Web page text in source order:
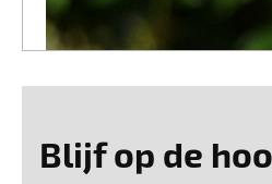
Blijf op de